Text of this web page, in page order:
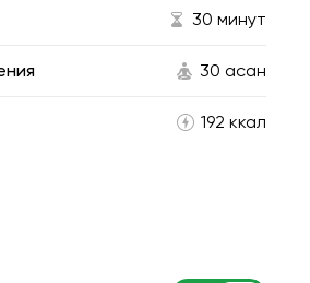
30 минут
30 асан
192 ккал